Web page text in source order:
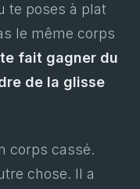
te poses à plat
le même corps
fait gagner du
de la glisse
corps cassé.
chose. Il a